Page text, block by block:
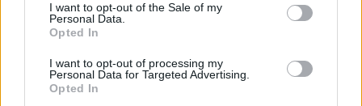
I want to opt-out of the Sale of my
Personal Data.
Opted In
I want to opt-out of processing my
Personal Data for Targeted Advertising.
Opted In
στην ΑΜΚ – Η τιμή διάθεσης έως
4,40 ευρώ ανά μετοχή